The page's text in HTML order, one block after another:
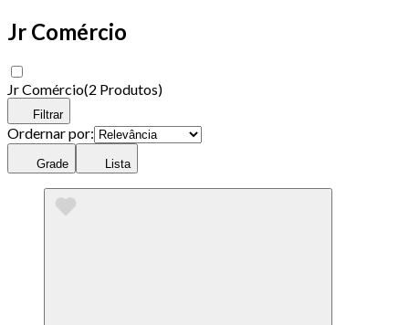
Jr Comércio
Jr Comércio(2 Produtos)
Filtrar
Ordernar por:
Grade Lista